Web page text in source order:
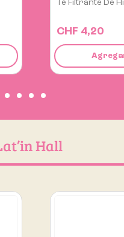
Frejol Canario
CHF 5,90
Hall